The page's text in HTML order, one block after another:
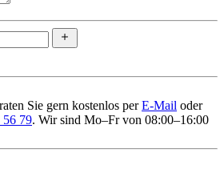
Sie gern kostenlos perE-Mail oder
56 79. Wir sind Mo–Fr von 08:00–16:00